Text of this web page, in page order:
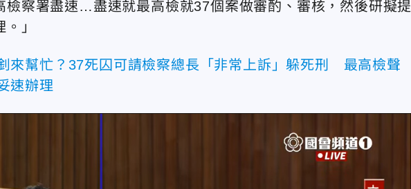
檢察署盡速…盡速就最高檢就37個案做審酌、審核，然後研擬提
」
來幫忙？37死囚可請檢察總長「非常上訴」躲死刑 最高檢聲
速辦理